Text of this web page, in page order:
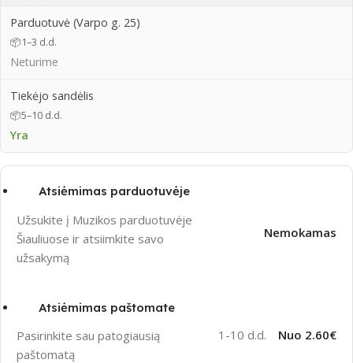
Parduotuvė (Varpo g. 25)
📦1–3 d.d.
Neturime
Tiekėjo sandėlis
📦5–10 d.d.
Yra
Atsiėmimas parduotuvėje
Užsukite į Muzikos parduotuvėje
Šiauliuose ir atsiimkite savo
užsakymą
Nemokamas
Atsiėmimas paštomate
Pasirinkite sau patogiausią
paštomatą
1-10 d.d. Nuo 2.60€